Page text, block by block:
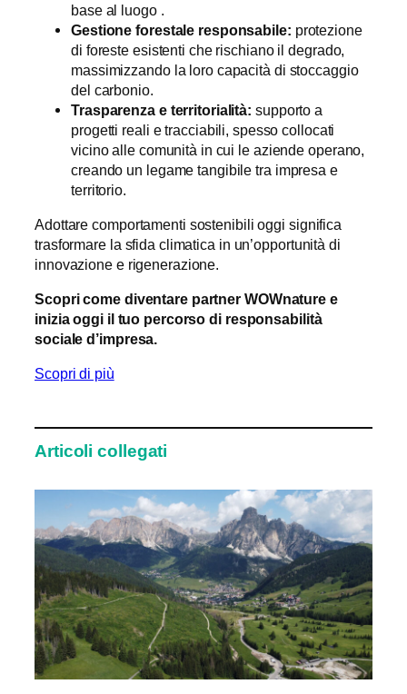
base al luogo .
Gestione forestale responsabile: protezione
di foreste esistenti che rischiano il degrado,
massimizzando la loro capacità di stoccaggio
del carbonio.
Trasparenza e territorialità: supporto a
progetti reali e tracciabili, spesso collocati
vicino alle comunità in cui le aziende operano,
creando un legame tangibile tra impresa e
territorio.
Adottare comportamenti sostenibili oggi significa
trasformare la sfida climatica in un’opportunità di
innovazione e rigenerazione.
Scopri come diventare partner WOWnature e
inizia oggi il tuo percorso di responsabilità
sociale d’impresa.
Scopri di più
Articoli collegati